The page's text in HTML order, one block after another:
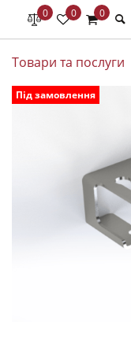
0 0 0
Товари та послуги
Під замовлення